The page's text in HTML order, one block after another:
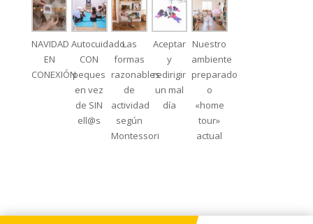
NAVIDAD
EN
CONEXIÓN
Autocuidado
CON
peques
en vez
de SIN
ell@s
Las
formas
razonables
de
actividad
según
Montessori
Aceptar
y
redirigir
un mal
día
Nuestro
ambiente
preparado
o
«home
tour»
actual